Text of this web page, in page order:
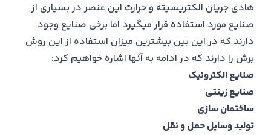
هادی جریان الکتریسیته و حرارت این عنصر در بسیاری از
صنایع مورد استفاده قرار میگیرد اما برخی صنایع وجود
دارند که در این بین بیشترین میزان استفاده از این روش
برش را دارند که در ادامه به آنها اشاره خواهیم کرد:
صنایع الکترونیک
صنایع زینتی
ساختمان سازی
تولید وسایل حمل و نقل